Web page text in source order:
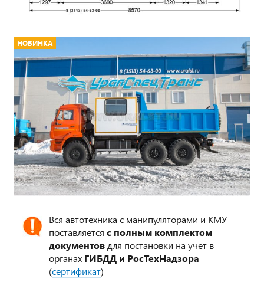
НОВИНКА
Вся автотехника с манипуляторами и КМУ
поставляется с полным комплектом
документовдля постановки на учет в
органах ГИБДД и РосТехНадзора
(сертификат)